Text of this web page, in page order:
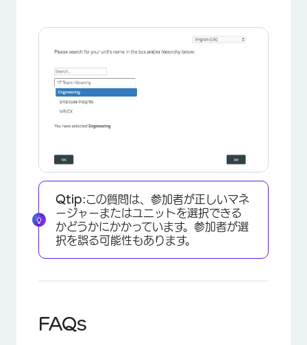
×
Qtip:この質問は、参加者が正しいマネ
ージャーまたはユニットを選択できる
かどうかにかかっています。参加者が選
択を誤る可能性もあります。
FAQs